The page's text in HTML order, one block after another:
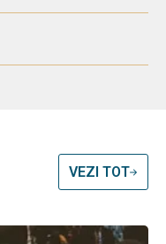
VEZI TOT